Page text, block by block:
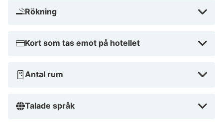
Rökning
Kort som tas emot på hotellet
Antal rum
Talade språk